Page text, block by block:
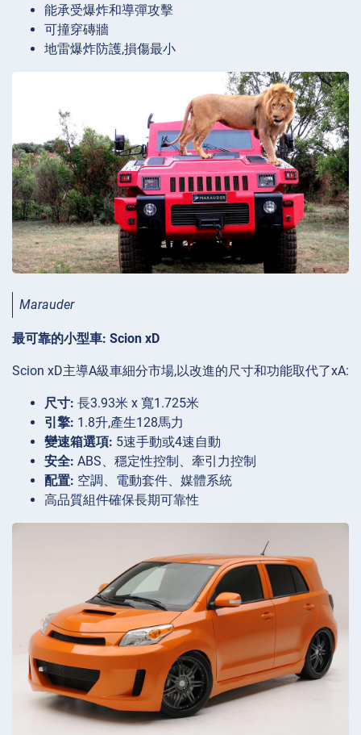
能承受爆炸和導彈攻擊
可撞穿磚牆
地雷爆炸防護,損傷最小
Marauder
最可靠的小型車: Scion xD
Scion xD主導A級車細分市場,以改進的尺寸和功能取代了xA:
尺寸: 長3.93米 x 寬1.725米
引擎: 1.8升,產生128馬力
變速箱選項: 5速手動或4速自動
安全: ABS、穩定性控制、牽引力控制
配置: 空調、電動套件、媒體系統
高品質組件確保長期可靠性